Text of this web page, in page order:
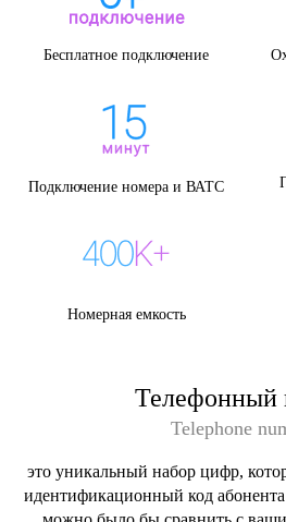
Бесплатное подключение
Подключение номера и ВАТС
Номерная емкость
Телефонный
Telephone
это уникальный набор цифр,
идентификационный код